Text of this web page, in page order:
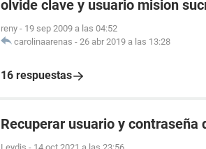
olvide clave y usuario mision
reny - 19 sep 2009 a las 04:52
carolinaarenas - 26 abr 2019 a las 13:28
16 respuestas
Recuperar usuario y contraseña